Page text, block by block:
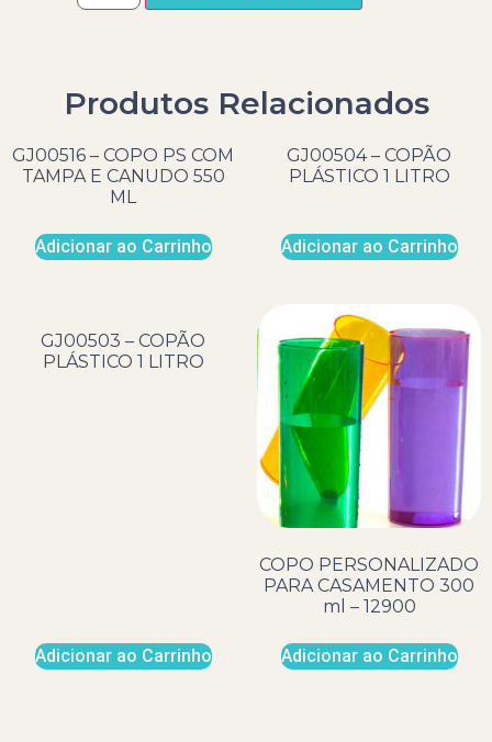
Produtos Relacionados
GJ00516 – COPO PS COM
TAMPA E CANUDO 550
ML
Adicionar ao Carrinho
GJ00504 – COPÃO
PLÁSTICO 1 LITRO
Adicionar ao Carrinho
GJ00503 – COPÃO
PLÁSTICO 1 LITRO
Adicionar ao Carrinho
COPO PERSONALIZADO
PARA CASAMENTO 300
ml – 12900
Adicionar ao Carrinho